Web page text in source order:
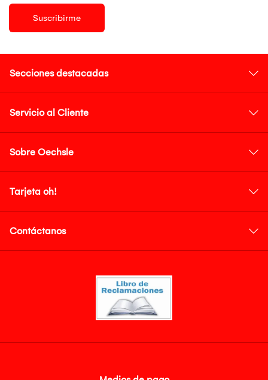
Suscribirme
Secciones destacadas
Servicio al Cliente
Sobre Oechsle
Tarjeta oh!
Contáctanos